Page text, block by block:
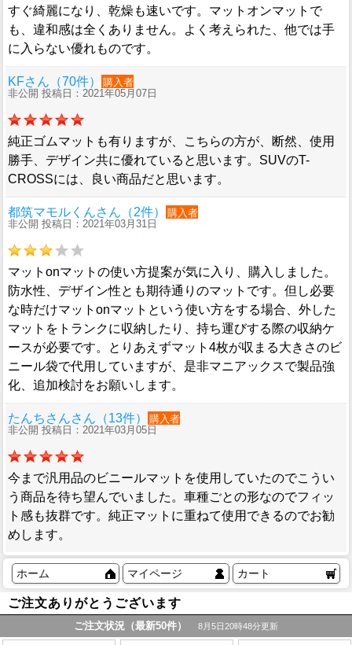
すぐ綺麗になり、乾燥も速いです。マットオンマットで
も、違和感は全くありません。よく考えられた、他では手
に入らない優れものです。
KFさん（70件）
購入者
非公開 投稿日：2021年05月07日
純正ゴムマットも有りますが、こちらの方が、断然、使用
勝手、デザイン共に優れていると思います。SUVのT-
CROSSには、良い商品だと思います。
都筑マモルくんさん（2件）
購入者
非公開 投稿日：2021年03月31日
マットonマットの使い方提案が気に入り、購入しました。
防水性、デザイン性とも期待通りのマットです。但し必要
な時だけマットonマットという使い方をする場合、外した
マットをトランクに収納したり、持ち運びする際の収納ケ
ースが必要です。とりあえずマット4枚が収まる大きさのビ
ニール袋で代用していますが、是非マニアックスで製品強
化、追加検討をお願いします。
たんちさんさん（13件）
購入者
非公開 投稿日：2021年03月05日
今まで汎用品のビニールマットを使用していたのでこうい
う商品を待ち望んでいました。車種ごとの形なのでフィッ
ト感も抜群です。純正マットに重ねて使用できるのでお勧
めします。
ホーム マイページ カート
ご注文ありがとうございます